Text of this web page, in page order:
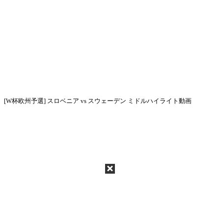
[W杯欧州予選] スロベニア vs スウェーデン ミドルハイライト動画